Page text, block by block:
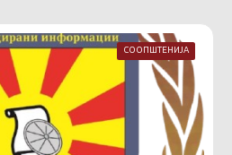
СООПШТЕНИЈА